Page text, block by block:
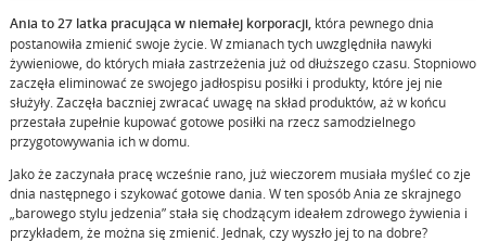
Ania to 27 latka pracująca w niemałej korporacji, która pewnego dnia
postanowiła zmienić swoje życie. W zmianach tych uwzględniła nawyki
żywieniowe, do których miała zastrzeżenia już od dłuższego czasu. Stopniowo
zaczęła eliminować ze swojego jadłospisu posiłki i produkty, które jej nie
służyły. Zaczęła baczniej zwracać uwagę na skład produktów, aż w końcu
przestała zupełnie kupować gotowe posiłki na rzecz samodzielnego
przygotowywania ich w domu.
Jako że zaczynała pracę wcześnie rano, już wieczorem musiała myśleć co zje
dnia następnego i szykować gotowe dania. W ten sposób Ania ze skrajnego
„barowego stylu jedzenia” stała się chodzącym ideałem zdrowego żywienia i
przykładem, że można się zmienić. Jednak, czy wyszło jej to na dobre?